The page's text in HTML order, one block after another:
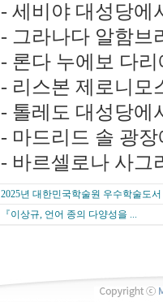
- 세비야 대성당에
- 그라나다 알함브
- 론다 누에보 다리
- 리스본 제로니모
- 톨레도 대성당에
- 마드리드 솔 광장
- 바르셀로나 사그
2025년 대한민국학술원 우수학술도
『이상규, 언어 종의 다양성을 ...